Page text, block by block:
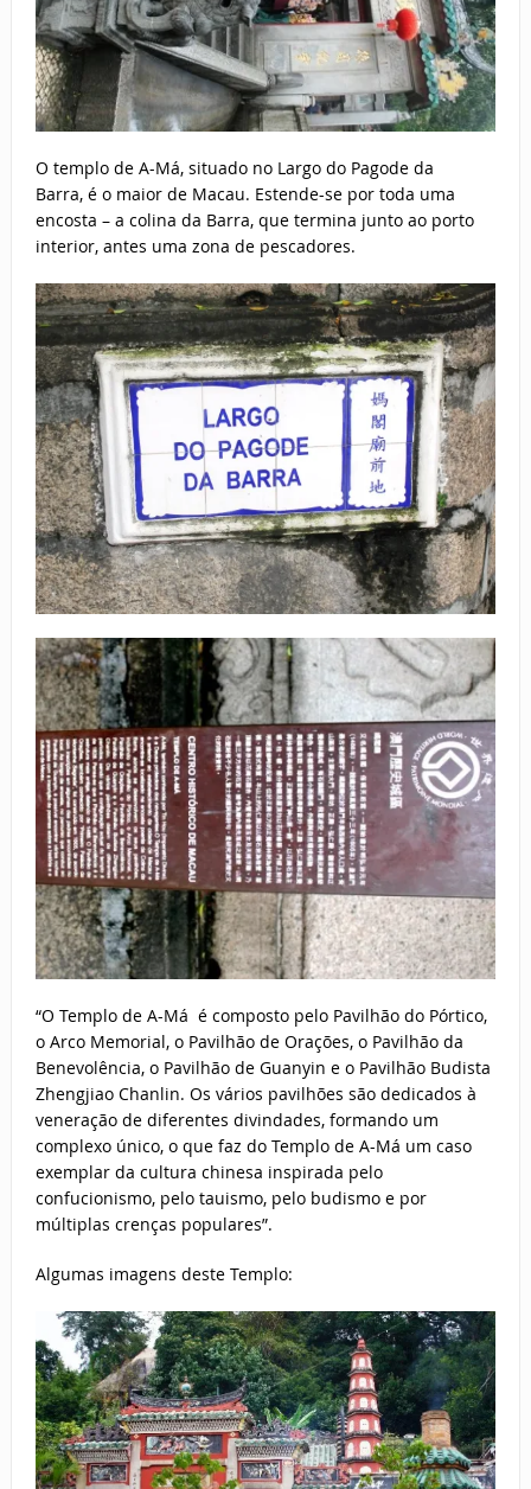
O templo de A-Má, situado no Largo do Pagode da
Barra, é o maior de Macau. Estende-se por toda uma
encosta – a colina da Barra, que termina junto ao porto
interior, antes uma zona de pescadores.
“O Templo de A-Má é composto pelo Pavilhão do Pórtico,
o Arco Memorial, o Pavilhão de Orações, o Pavilhão da
Benevolência, o Pavilhão de Guanyin e o Pavilhão Budista
Zhengjiao Chanlin. Os vários pavilhões são dedicados à
veneração de diferentes divindades, formando um
complexo único, o que faz do Templo de A-Má um caso
exemplar da cultura chinesa inspirada pelo
confucionismo, pelo tauismo, pelo budismo e por
múltiplas crenças populares”.
Algumas imagens deste Templo: